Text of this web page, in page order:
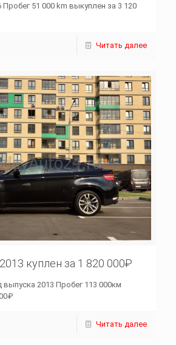
Пробег 51 000 km выкуплен за 3 120
Читать далее
куплен за 1 820 000₽
2013 Пробег 113 000км
Читать далее